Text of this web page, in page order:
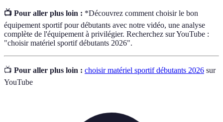
📺 Pour aller plus loin : *Découvrez comment choisir le bon
équipement sportif pour débutants avec notre vidéo, une analyse
complète de l'équipement à privilégier. Recherchez sur YouTube :
"choisir matériel sportif débutants 2026".
📺 Pour aller plus loin : choisir matériel sportif débutants 2026 sur
YouTube